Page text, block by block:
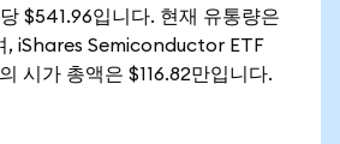
$541.96입니다. 현재 유통량은
, iShares Semiconductor ETF
시가 총액은 $116.82만입니다.